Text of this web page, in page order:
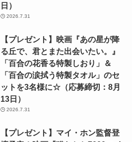
日）
2026.7.31
【プレゼント】映画『あの星が降
る丘で、君とまた出会いたい。』
「百合の花香る特製しおり」＆
「百合の涙拭う特製タオル」のセ
ットを3名様に☆（応募締切：8月
13日）
2026.7.31
【プレゼント】マイ・ホン監督登